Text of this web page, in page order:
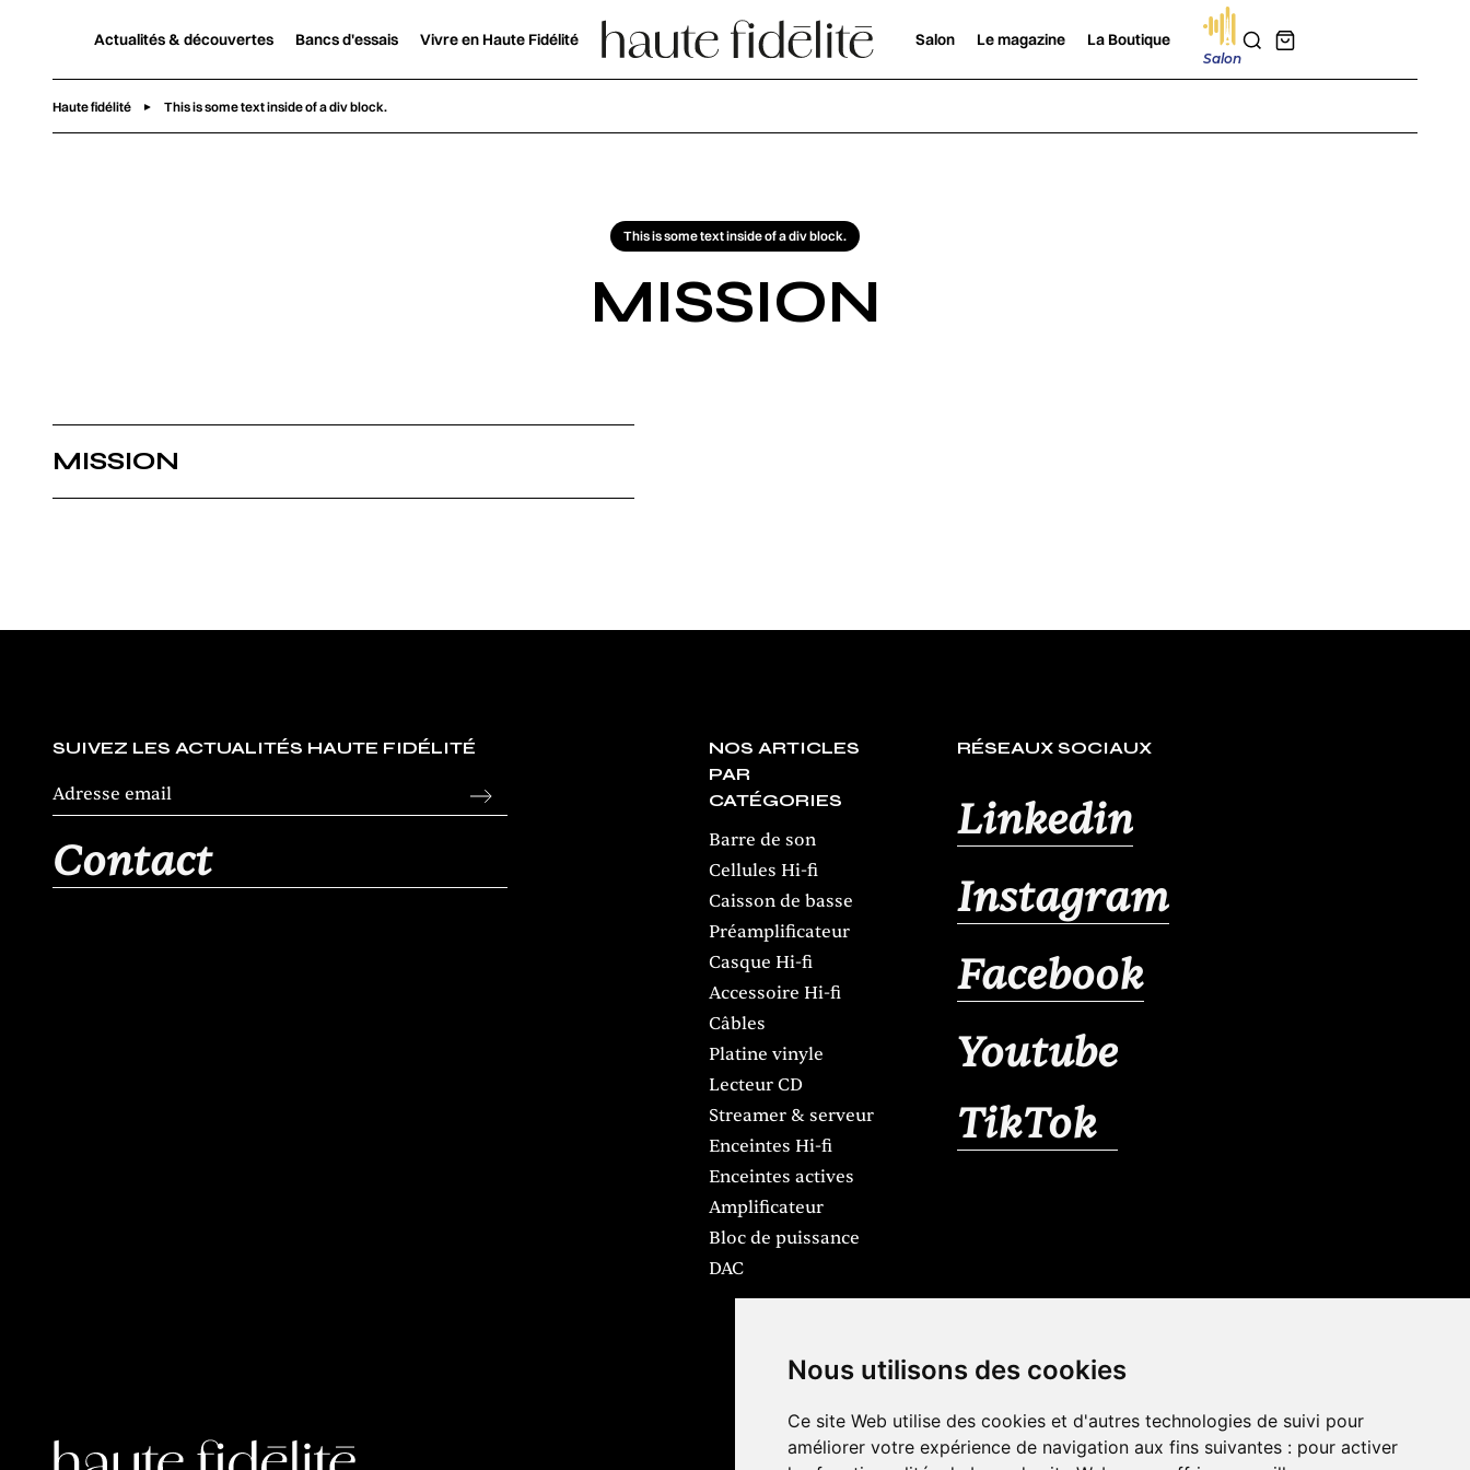
Nous utilisons des cookies
Ce site Web utilise des cookies et d'autres technologies de suivi pour
améliorer votre expérience de navigation aux fins suivantes : pour activer
Actualités & découvertes Bancs d'essais Vivre en Haute Fidélité Salon Le magazine La Boutique
Salon
Haute fidélité This is some text inside of a div block.
This is some text inside of a div block.
MISSION
MISSION
SUIVEZ LES ACTUALITÉS HAUTE FIDÉLITÉ
Contact
NOS ARTICLES
PAR
CATÉGORIES
Barre de son
Cellules Hi-fi
Caisson de basse
Préamplificateur
Casque Hi-fi
Accessoire Hi-fi
Câbles
Platine vinyle
Lecteur CD
Streamer & serveur
Enceintes Hi-fi
Enceintes actives
Amplificateur
Bloc de puissance
DAC
RÉSEAUX SOCIAUX
Linkedin
Instagram
Facebook
Youtube
TikTok